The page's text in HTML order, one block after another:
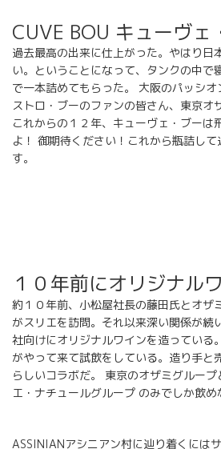
CUVE BOU キューヴェ
過去最高の出来に仕上がった。やはり日
い。ということになって、タンクの中で
で一本詰めてもらった。 大阪のパッシ
ストロ・ブーのファンの皆さん、東京オ
これからの１２年、キューヴェ・ブーは
よ！ 御期待ください！これから瓶詰し
す。
１０年前にオリジナル
約１０年前、小松屋社長の藤田氏とオザ
がスリエを訪問。それ以来深い関係が続
社向けにオリジナルワインを造っている
がやって来て試飲をしている。造り手と
らしいコラボだ。 東京のオザミグループ
エ・ナチュールグループ のみでしか飲め
ASSINIANアシニアン村に辿り着くには